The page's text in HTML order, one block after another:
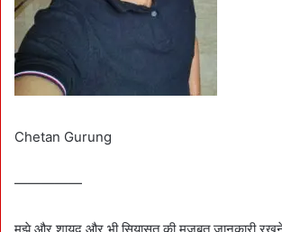
Chetan Gurung
—————
मुझे और शायद और भी सियासत की मजबूत जानकारी